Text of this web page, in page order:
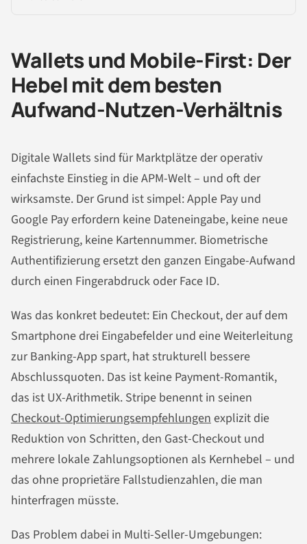
Wallets und Mobile-First: Der
Hebel mit dem besten
Aufwand-Nutzen-Verhältnis
Digitale Wallets sind für Marktplätze der operativ
einfachste Einstieg in die APM-Welt – und oft der
wirksamste. Der Grund ist simpel: Apple Pay und
Google Pay erfordern keine Dateneingabe, keine neue
Registrierung, keine Kartennummer. Biometrische
Authentifizierung ersetzt den ganzen Eingabe-Aufwand
durch einen Fingerabdruck oder Face ID.
Was das konkret bedeutet: Ein Checkout, der auf dem
Smartphone drei Eingabefelder und eine Weiterleitung
zur Banking-App spart, hat strukturell bessere
Abschlussquoten. Das ist keine Payment-Romantik,
das ist UX-Arithmetik. Stripe benennt in seinen
Checkout-Optimierungsempfehlungen explizit die
Reduktion von Schritten, den Gast-Checkout und
mehrere lokale Zahlungsoptionen als Kernhebel – und
das ohne proprietäre Fallstudienzahlen, die man
hinterfragen müsste.
Das Problem dabei in Multi-Seller-Umgebungen: